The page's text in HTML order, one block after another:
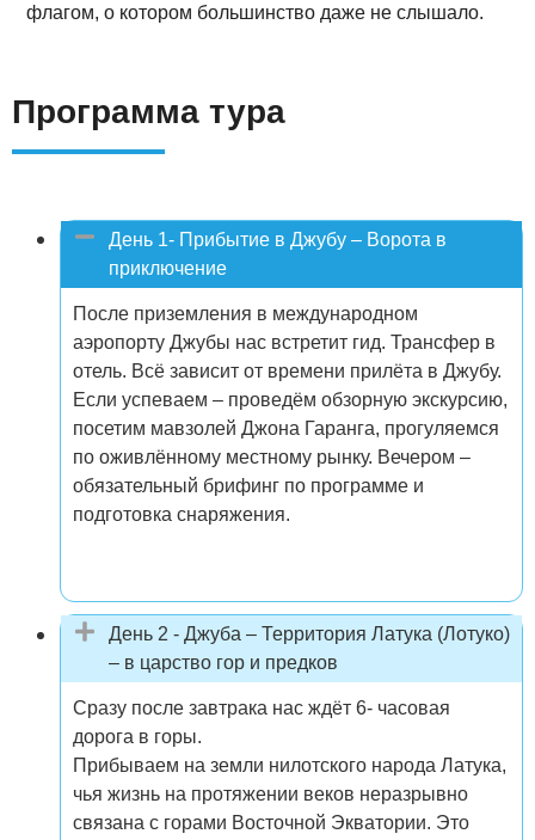
флагом, о котором большинство даже не слышало.
Программа тура
День 1- Прибытие в Джубу – Ворота в
приключение
После приземления в международном
аэропорту Джубы нас встретит гид. Трансфер в
отель. Всё зависит от времени прилёта в Джубу.
Если успеваем – проведём обзорную экскурсию,
посетим мавзолей Джона Гаранга, прогуляемся
по оживлённому местному рынку. Вечером –
обязательный брифинг по программе и
подготовка снаряжения.
День 2 - Джуба – Территория Латука (Лотуко)
– в царство гор и предков
Сразу после завтрака нас ждёт 6- часовая
дорога в горы.
Прибываем на земли нилотского народа Латука,
чья жизнь на протяжении веков неразрывно
связана с горами Восточной Экватории. Это